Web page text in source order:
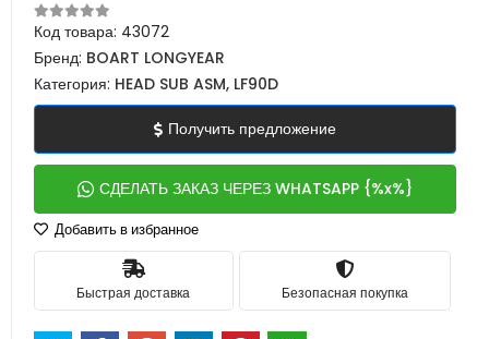
Код товара: 43072
Бренд: BOART LONGYEAR
Категория: HEAD SUB ASM, LF90D
Получить предложение
СДЕЛАТЬ ЗАКАЗ ЧЕРЕЗ WHATSAPP {%x%}
Добавить в избранное
Быстрая доставка Безопасная покупка